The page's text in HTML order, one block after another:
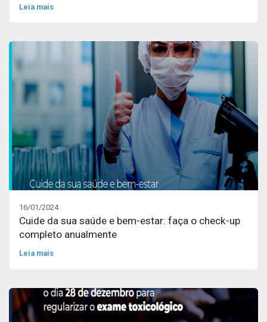
Leia mais
16/01/2024
Cuide da sua saúde e bem-estar: faça o check-up
completo anualmente
Leia mais